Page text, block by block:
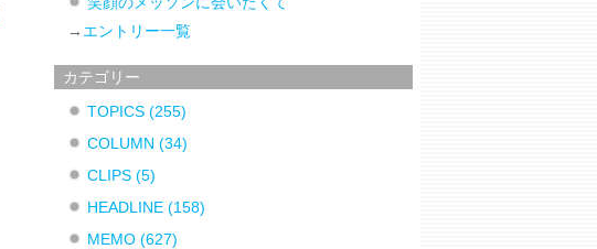
→ エントリー一覧
カテゴリー
TOPICS(255)
COLUMN(34)
CLIPS(5)
HEADLINE(158)
MEMO(627)